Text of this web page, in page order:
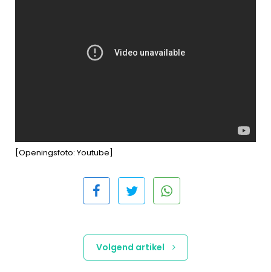
[Openingsfoto: Youtube]
Volgend artikel